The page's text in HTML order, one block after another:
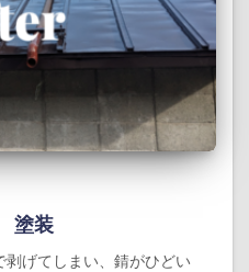
塗装
げてしまい、錆がひどい